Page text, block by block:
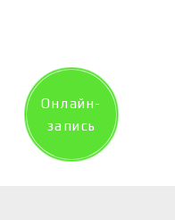
Онлайн-
запись